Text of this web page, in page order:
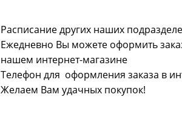
Расписание других наших
Ежедневно Вы можете оформить
нашем интернет-магазине
Телефон для оформления заказа в
Желаем Вам удачных покупок!